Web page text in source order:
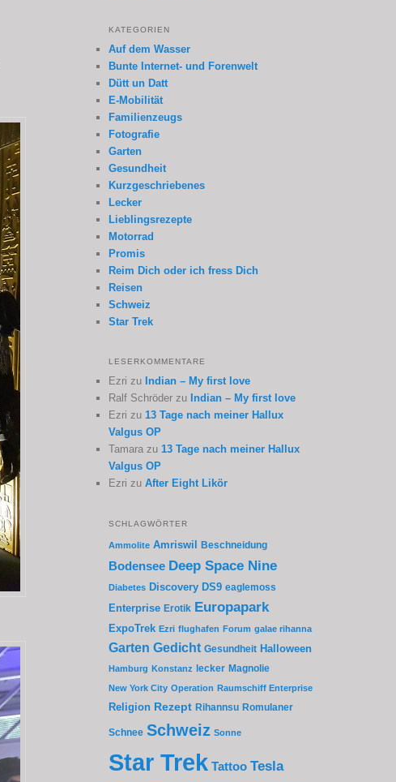
KATEGORIEN
Auf dem Wasser
Bunte Internet- und Forenwelt
Dütt un Datt
E-Mobilität
Familienzeugs
Fotografie
Garten
Gesundheit
Kurzgeschriebenes
Lecker
Lieblingsrezepte
Motorrad
Promis
Reim Dich oder ich fress Dich
Reisen
Schweiz
Star Trek
LESERKOMMENTARE
Ezri zu Indian – My first love
Ralf Schröder zu Indian – My first love
Ezri zu13 Tage nach meiner Hallux
Valgus OP
Tamara zu13 Tage nach meiner Hallux
Valgus OP
Ezri zuAfter Eight Likör
SCHLAGWÖRTER
Ammolite Amriswil Beschneidung
Bodensee Deep Space Nine
Diabetes Discovery DS9 eaglemoss
Enterprise Erotik Europapark
ExpoTrek Ezri flughafen Forum galae rihanna
Garten Gedicht Gesundheit Halloween
Hamburg Konstanz lecker Magnolie
New York City Operation Raumschiff Enterprise
Religion Rezept Rihannsu Romulaner
Schnee Schweiz Sonne
Star Trek Tattoo Tesla